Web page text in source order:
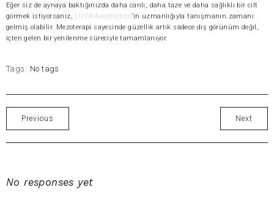
Eğer siz de aynaya baktığınızda daha canlı, daha taze ve daha sağlıklı bir cilt
görmek istiyorsanız, LUVA Aesthetics’in uzmanlığıyla tanışmanın zamanı
gelmiş olabilir. Mezoterapi sayesinde güzellik artık sadece dış görünüm değil,
içten gelen bir yenilenme süreciyle tamamlanıyor.
Tags: No tags
Previous Next
No responses yet